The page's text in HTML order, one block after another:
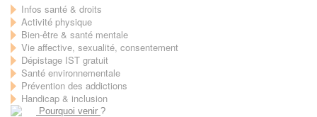
Infos santé & droits
Activité physique
Bien-être & santé mentale
Vie affective, sexualité, consentement
Dépistage IST gratuit
Santé environnementale
Prévention des addictions
Handicap & inclusion
Pourquoi venir ?